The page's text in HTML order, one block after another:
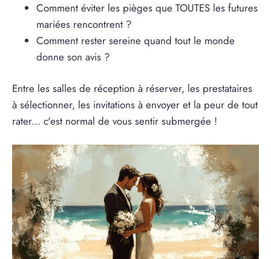
Comment éviter les pièges que TOUTES les futures
mariées rencontrent ?
Comment rester sereine quand tout le monde
donne son avis ?
Entre les salles de réception à réserver, les prestataires
à sélectionner, les invitations à envoyer et la peur de tout
rater... c'est normal de vous sentir submergée !